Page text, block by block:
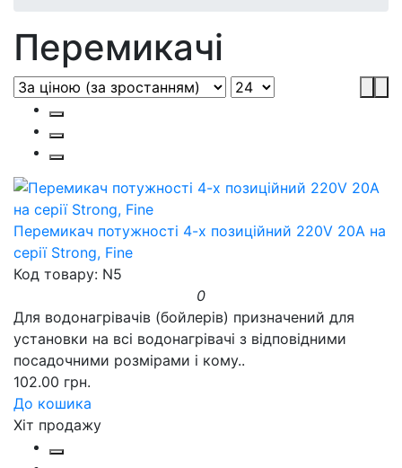
Перемикачі
Перемикач потужності 4-х позиційний 220V 20A на
серії Strong, Fine
Код товару: N5
0
Для водонагрівачів (бойлерів) призначений для
установки на всі водонагрівачі з відповідними
посадочними розмірами і кому..
102.00 грн.
До кошика
Хіт продажу